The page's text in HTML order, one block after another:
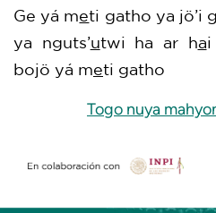
Ge yá meti gatho ya jö’i
ya nguts’utwi ha ar hai
bojö yá meti gatho
Togo nuya